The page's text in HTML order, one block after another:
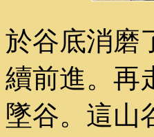
於谷底消磨
續前進。再
墜谷。這山